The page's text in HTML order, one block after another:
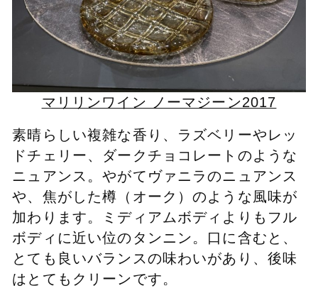
マリリンワイン ノーマジーン2017
素晴らしい複雑な香り、ラズベリーやレッ
ドチェリー、ダークチョコレートのような
ニュアンス。やがてヴァニラのニュアンス
や、焦がした樽（オーク）のような風味が
加わります。ミディアムボディよりもフル
ボディに近い位のタンニン。口に含むと、
とても良いバランスの味わいがあり、後味
はとてもクリーンです。